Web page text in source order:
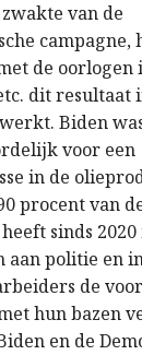
van de
campagne,
de oorlogen
dit resultaat
Biden
voor een
in de
procent van
sinds
aan politie en
de
hun bazen
en de